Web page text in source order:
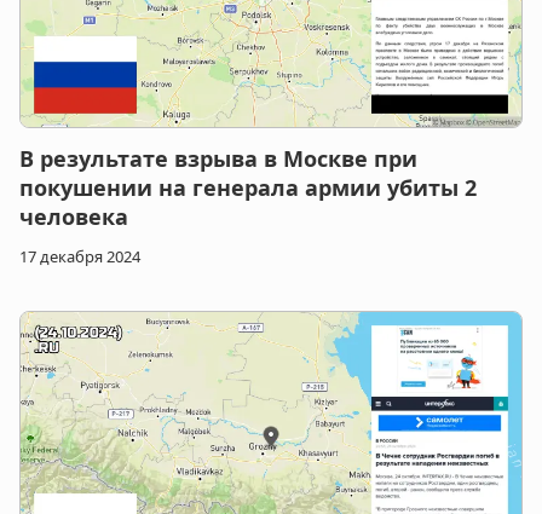
В результате взрыва в Москве при
покушении на генерала армии убиты 2
человека
17 декабря 2024